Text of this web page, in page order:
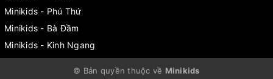
Minikids - Phú Thứ
Minikids - Bà Đầm
Minikids - Kinh Ngang
© Bản quyền thuộc về Minikids